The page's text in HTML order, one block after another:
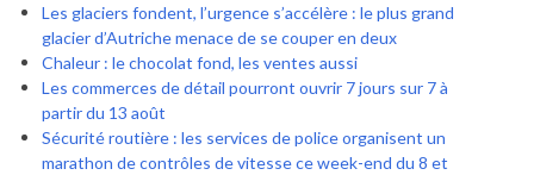
Les glaciers fondent, l’urgence s’accélère : le plus grand
glacier d’Autriche menace de se couper en deux
Chaleur : le chocolat fond, les ventes aussi
Les commerces de détail pourront ouvrir 7 jours sur 7 à
partir du 13 août
Sécurité routière : les services de police organisent un
marathon de contrôles de vitesse ce week-end du 8 et